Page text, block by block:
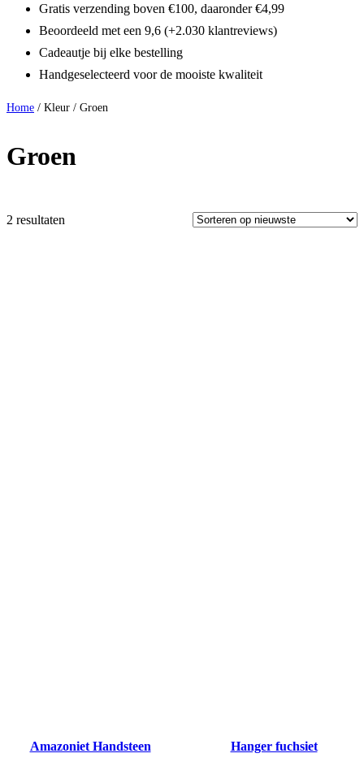
Gratis verzending boven €100, daaronder €4,99
Beoordeeld met een 9,6 (+2.030 klantreviews)
Cadeautje bij elke bestelling
Handgeselecteerd voor de mooiste kwaliteit
Home / Kleur / Groen
Groen
2 resultaten
Amazoniet Handsteen Hanger fuchsiet